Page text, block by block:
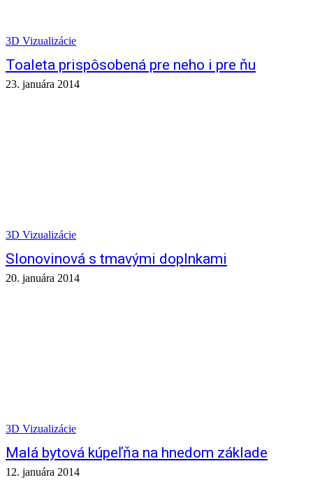
3D Vizualizácie
Toaleta prispôsobená pre neho i pre ňu
23. januára 2014
3D Vizualizácie
Slonovinová s tmavými doplnkami
20. januára 2014
3D Vizualizácie
Malá bytová kúpeľňa na hnedom základe
12. januára 2014